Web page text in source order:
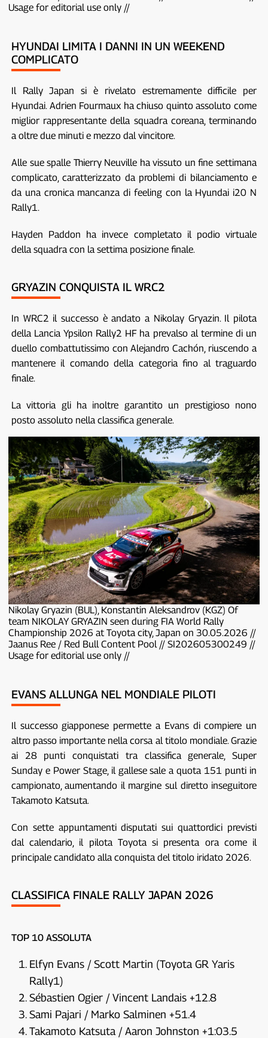
Usage for editorial use only //
HYUNDAI LIMITA I DANNI IN UN WEEKEND
COMPLICATO
Il Rally Japan si è rivelato estremamente difficile per
Hyundai. Adrien Fourmaux ha chiuso quinto assoluto come
miglior rappresentante della squadra coreana, terminando
a oltre due minuti e mezzo dal vincitore.
Alle sue spalle Thierry Neuville ha vissuto un fine settimana
complicato, caratterizzato da problemi di bilanciamento e
da una cronica mancanza di feeling con la Hyundai i20 N
Rally1.
Hayden Paddon ha invece completato il podio virtuale
della squadra con la settima posizione finale.
GRYAZIN CONQUISTA IL WRC2
In WRC2 il successo è andato a Nikolay Gryazin. Il pilota
della Lancia Ypsilon Rally2 HF ha prevalso al termine di un
duello combattutissimo con Alejandro Cachón, riuscendo a
mantenere il comando della categoria fino al traguardo
finale.
La vittoria gli ha inoltre garantito un prestigioso nono
posto assoluto nella classifica generale.
Nikolay Gryazin (BUL), Konstantin Aleksandrov (KGZ) Of
team NIKOLAY GRYAZIN seen during FIA World Rally
Championship 2026 at Toyota city, Japan on 30.05.2026 //
Jaanus Ree / Red Bull Content Pool // SI202605300249 //
Usage for editorial use only //
EVANS ALLUNGA NEL MONDIALE PILOTI
Il successo giapponese permette a Evans di compiere un
altro passo importante nella corsa al titolo mondiale. Grazie
ai 28 punti conquistati tra classifica generale, Super
Sunday e Power Stage, il gallese sale a quota 151 punti in
campionato, aumentando il margine sul diretto inseguitore
Takamoto Katsuta.
Con sette appuntamenti disputati sui quattordici previsti
dal calendario, il pilota Toyota si presenta ora come il
principale candidato alla conquista del titolo iridato 2026.
CLASSIFICA FINALE RALLY JAPAN 2026
TOP 10 ASSOLUTA
Elfyn Evans / Scott Martin (Toyota GR Yaris
Rally1)
Sébastien Ogier / Vincent Landais +12.8
Sami Pajari / Marko Salminen +51.4
Takamoto Katsuta / Aaron Johnston +1:03.5